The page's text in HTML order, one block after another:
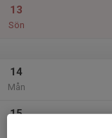
13
Sön
14
Mån
15